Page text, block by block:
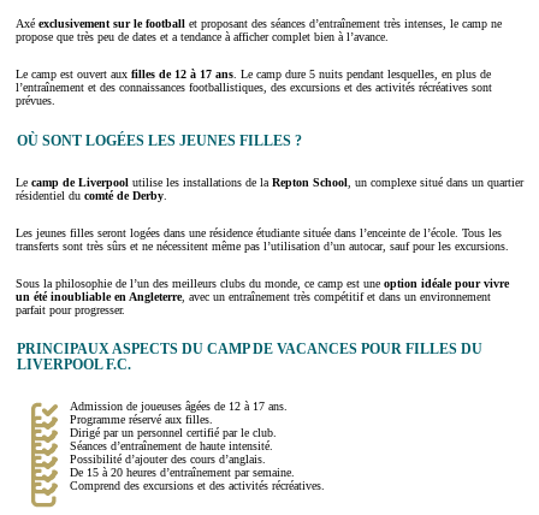
Axé exclusivement sur le football et proposant des séances d’entraînement très intenses, le camp ne
propose que très peu de dates et a tendance à afficher complet bien à l’avance.
Le camp est ouvert aux filles de 12 à 17 ans. Le camp dure 5 nuits pendant lesquelles, en plus de
l’entraînement et des connaissances footballistiques, des excursions et des activités récréatives sont
prévues.
OÙ SONT LOGÉES LES JEUNES FILLES ?
Le camp de Liverpool utilise les installations de la Repton School , un complexe situé dans un quartier
résidentiel du comté de Derby
Les jeunes filles seront logées dans une résidence étudiante située dans l’enceinte de l’école. Tous les
transferts sont très sûrs et ne nécessitent même pas l’utilisation d’un autocar, sauf pour les excursions.
Sous la philosophie de l’un des meilleurs clubs du monde, ce camp est une option idéale pour vivre
un été inoubliable en Angleterre, avec un entraînement très compétitif et dans un environnement
parfait pour progresser.
PRINCIPAUX ASPECTS DU CAMP DE VACANCES POUR FILLES DU
LIVERPOOL F.C.
Admission de joueuses âgées de 12 à 17 ans.
Programme réservé aux filles.
Dirigé par un personnel certifié par le club.
Séances d’entraînement de haute intensité.
Possibilité d’ajouter des cours d’anglais.
De 15 à 20 heures d’entraînement par semaine.
Comprend des excursions et des activités récréatives.